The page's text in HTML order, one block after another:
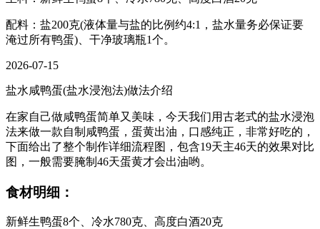
配料：盐200克(液体量与盐的比例约4:1，盐水量务必保证要
淹过所有鸭蛋)、干净玻璃瓶1个。
2026-07-15
盐水咸鸭蛋(盐水浸泡法)做法介绍
在家自己做咸鸭蛋简单又美味，今天我们用古老式的盐水浸泡
法来做一款自制咸鸭蛋，蛋黄出油，口感纯正，非常好吃的，
下面给出了整个制作详细流程图，包含19天主46天的效果对比
图，一般需要腌制46天蛋黄才会出油哟。
食材明细：
新鲜生鸭蛋8个、冷水780克、高度白酒20克